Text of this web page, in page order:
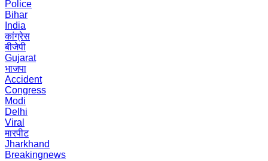
Police
Bihar
India
कांग्रेस
बीजेपी
Gujarat
भाजपा
Accident
Congress
Modi
Delhi
Viral
मारपीट
Jharkhand
Breakingnews